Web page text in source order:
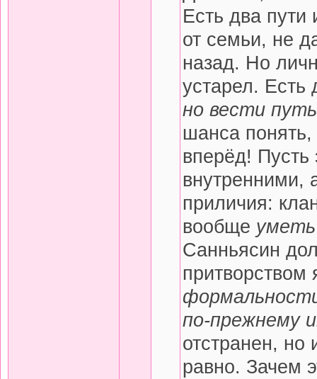
Есть два пути
от семьи, не
назад. Но
устарел. Есть
но вести
шанса
вперёд! Пусть
внутренними,
приличия:
вообще
Санньясин
притворством
по-прежнему
отстранен, но
равно. Зачем